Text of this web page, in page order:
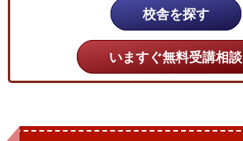
校舎を探す
いますぐ無料受講相談